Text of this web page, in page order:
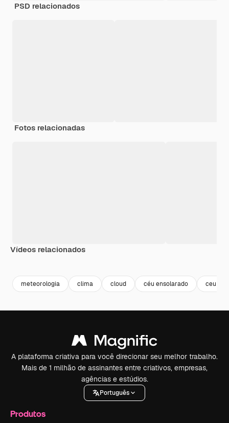
PSD relacionados
Fotos relacionadas
Vídeos relacionados
meteorologia clima cloud céu ensolarado ceu
A plataforma criativa para você direcionar seu melhor trabalho.
Mais de 1 milhão de assinantes entre criativos, empresas,
agências e estúdios.
Português
Produtos